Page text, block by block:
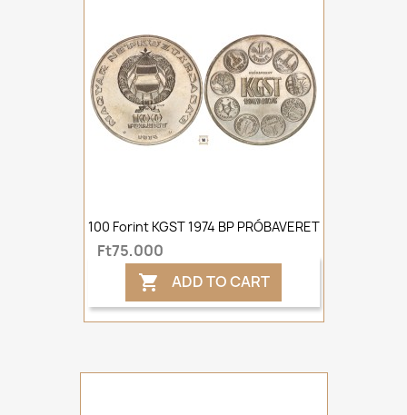
100 Forint KGST 1974 BP PRÓBAVERET
Ft75,000
 ADD TO CART